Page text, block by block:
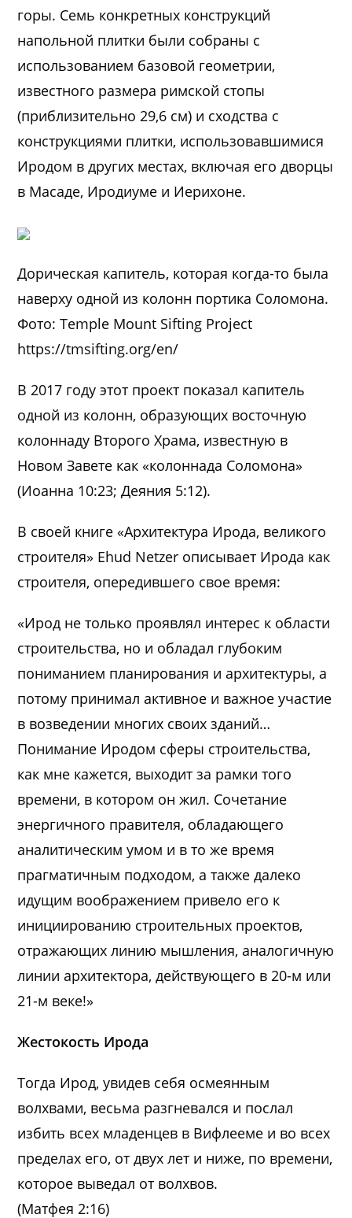
горы. Семь конкретных конструкций
напольной плитки были собраны с
использованием базовой геометрии,
известного размера римской стопы
(приблизительно 29,6 см) и сходства с
конструкциями плитки, использовавшимися
Иродом в других местах, включая его дворцы
в Масаде, Иродиуме и Иерихоне.
Дорическая капитель, которая когда-то была
наверху одной из колонн портика Соломона.
Фото: Temple Mount Sifting Project
https://tmsifting.org/en/
В 2017 году этот проект показал капитель
одной из колонн, образующих восточную
колоннаду Второго Храма, известную в
Новом Завете как «колоннада Соломона»
(Иоанна 10:23; Деяния 5:12).
В своей книге «Архитектура Ирода, великого
строителя» Ehud Netzer описывает Ирода как
строителя, опередившего свое время:
«Ирод не только проявлял интерес к области
строительства, но и обладал глубоким
пониманием планирования и архитектуры, а
потому принимал активное и важное участие
в возведении многих своих зданий…
Понимание Иродом сферы строительства,
как мне кажется, выходит за рамки того
времени, в котором он жил. Сочетание
энергичного правителя, обладающего
аналитическим умом и в то же время
прагматичным подходом, а также далеко
идущим воображением привело его к
инициированию строительных проектов,
отражающих линию мышления, аналогичную
линии архитектора, действующего в 20-м или
21-м веке!»
Жестокость Ирода
Тогда Ирод, увидев себя осмеянным
волхвами, весьма разгневался и послал
избить всех младенцев в Вифлееме и во всех
пределах его, от двух лет и ниже, по времени,
которое выведал от волхвов.
(Матфея 2:16)